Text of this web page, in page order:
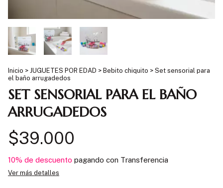
Inicio > JUGUETES POR EDAD > Bebito chiquito > Set sensorial para
el baño arrugadedos
SET SENSORIAL PARA EL BAÑO
ARRUGADEDOS
$39.000
10% de descuento pagando con Transferencia
Ver más detalles